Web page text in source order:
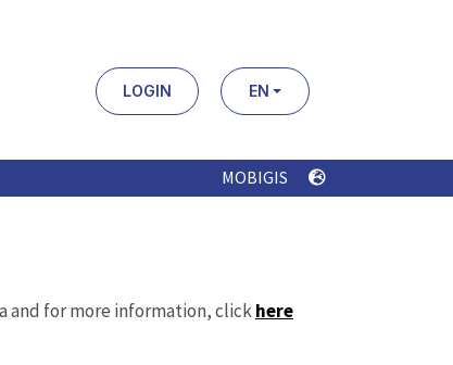
LOGIN EN
MOBIGIS
and for more information, clickhere